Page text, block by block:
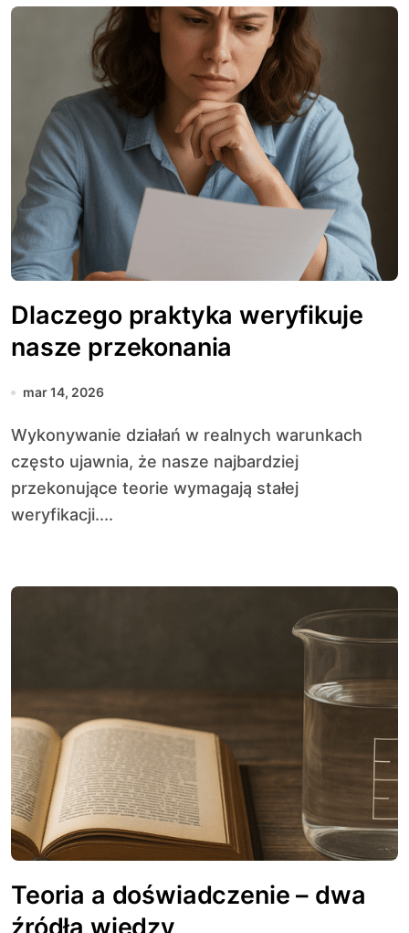
Dlaczego praktyka weryfikuje
nasze przekonania
mar 14, 2026
Wykonywanie działań w realnych warunkach
często ujawnia, że nasze najbardziej
przekonujące teorie wymagają stałej
weryfikacji....
Teoria a doświadczenie – dwa